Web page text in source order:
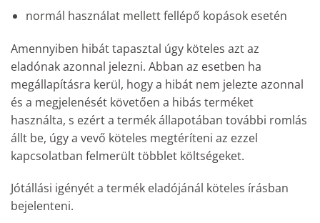
normál használat mellett fellépő kopások esetén
Amennyiben hibát tapasztal úgy köteles azt az
eladónak azonnal jelezni. Abban az esetben ha
megállapításra kerül, hogy a hibát nem jelezte azonnal
és a megjelenését követően a hibás terméket
használta, s ezért a termék állapotában további romlás
állt be, úgy a vevő köteles megtéríteni az ezzel
kapcsolatban felmerült többlet költségeket.
Jótállási igényét a termék eladójánál köteles írásban
bejelenteni.